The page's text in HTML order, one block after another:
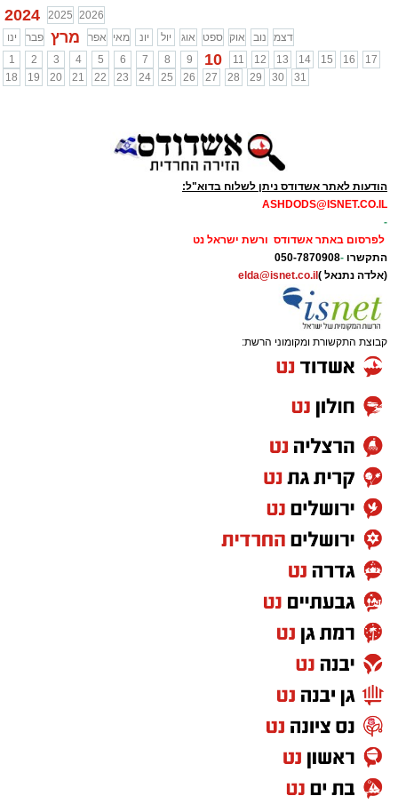
2024 2025 2026
ינו
פבר מרץ אפר מאי יונ יול אוג ספט אוק נוב
דצמ
1
2 3 4 5 6 7 8 9 10 11 12 13 14 15 16
17
18
19 20 21 22 23 24 25 26 27 28 29 30 31
הודעות לאתר אשדודס ניתן לשלוח בדוא"ל:
ASHDODS@ISNET.CO.IL
-
לפרסום באתר אשדודס ורשת ישראל נט
התקשרו -
050-7870908
(אלדה נתנאל ) elda@isnet.co.il
קבוצת התקשורת ומקומוני הרשת: